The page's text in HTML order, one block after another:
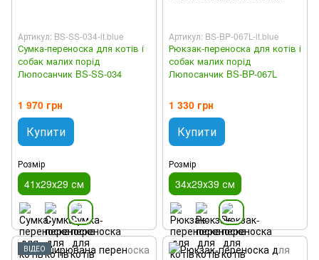
Артикул: BS-SS-034-lt.blue
Сумка-переноска для котів і
собак малих порід
Люпосанчик BS-SS-034
1 970 грн
Купити
Розмір
41х29х29 см
Артикул: BS-BP-067L-lt.blue
Рюкзак-переноска для котів і
собак малих порід
Люпосанчик BS-BP-067L
1 330 грн
Купити
Розмір
34х29х39 см
ВІДЕО